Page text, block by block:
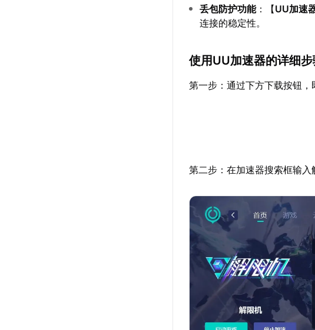
丢包防护功能：【UU加速
连接的稳定性。
使用UU加速器的详细
第一步：通过下方下载按钮，
第二步：在加速器搜索框输入